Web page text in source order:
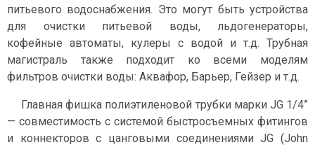
питьевого водоснабжения. Это могут быть устройства
для очистки питьевой воды, льдогенераторы,
кофейные автоматы, кулеры с водой и т.д. Трубная
магистраль также подходит ко всеми моделям
фильтров очистки воды: Аквафор, Барьер, Гейзер и т.д.
Главная фишка полиэтиленовой трубки марки JG 1/4”
— совместимость с системой быстросъемных фитингов
и коннекторов с цанговыми соединениями JG (John